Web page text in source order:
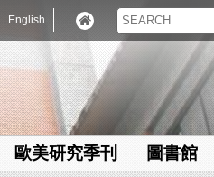
English
歐美研究季刊 圖書館